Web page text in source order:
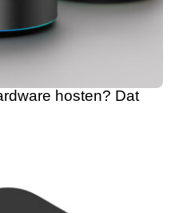
hosten? Dat